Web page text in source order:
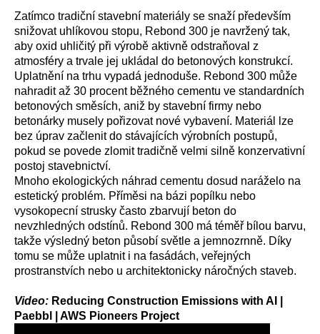
Zatímco tradiční stavební materiály se snaží především
snižovat uhlíkovou stopu, Rebond 300 je navržený tak,
aby oxid uhličitý při výrobě aktivně odstraňoval z
atmosféry a trvale jej ukládal do betonových konstrukcí.
Uplatnění na trhu vypadá jednoduše. Rebond 300 může
nahradit až 30 procent běžného cementu ve standardních
betonových směsích, aniž by stavební firmy nebo
betonárky musely pořizovat nové vybavení. Materiál lze
bez úprav začlenit do stávajících výrobních postupů,
pokud se povede zlomit tradičně velmi silně konzervativní
postoj stavebnictví.
Mnoho ekologických náhrad cementu dosud naráželo na
estetický problém. Příměsi na bázi popílku nebo
vysokopecní strusky často zbarvují beton do
nevzhledných odstínů. Rebond 300 má téměř bílou barvu,
takže výsledný beton působí světle a jemnozrnně. Díky
tomu se může uplatnit i na fasádách, veřejných
prostranstvích nebo u architektonicky náročných staveb.
Video: Reducing Construction Emissions with AI |
Paebbl | AWS Pioneers Project